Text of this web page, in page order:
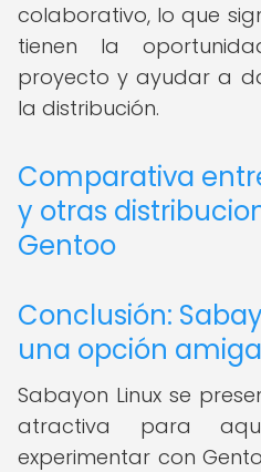
colaborativo, lo que
tienen la
proyecto y ayudar a
la distribución.
Comparativa
y otras
Gentoo
Conclusión:
una opción
Sabayon Linux se
atractiva para
experimentar con